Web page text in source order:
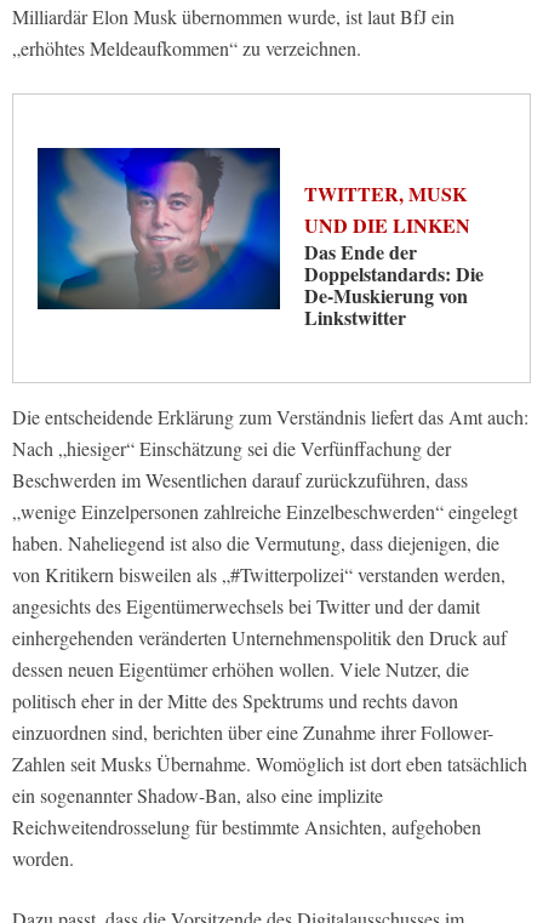
Milliardär Elon Musk übernommen wurde, ist laut BfJ ein
„erhöhtes Meldeaufkommen“ zu verzeichnen.
TWITTER, MUSK
UND DIE LINKEN
Das Ende der
Doppelstandards: Die
De-Muskierung von
Linkstwitter
Die entscheidende Erklärung zum Verständnis liefert das Amt auch:
Nach „hiesiger“ Einschätzung sei die Verfünffachung der
Beschwerden im Wesentlichen darauf zurückzuführen, dass
„wenige Einzelpersonen zahlreiche Einzelbeschwerden“ eingelegt
haben. Naheliegend ist also die Vermutung, dass diejenigen, die
von Kritikern bisweilen als „#Twitterpolizei“ verstanden werden,
angesichts des Eigentümerwechsels bei Twitter und der damit
einhergehenden veränderten Unternehmenspolitik den Druck auf
dessen neuen Eigentümer erhöhen wollen. Viele Nutzer, die
politisch eher in der Mitte des Spektrums und rechts davon
einzuordnen sind, berichten über eine Zunahme ihrer Follower-
Zahlen seit Musks Übernahme. Womöglich ist dort eben tatsächlich
ein sogenannter Shadow-Ban, also eine implizite
Reichweitendrosselung für bestimmte Ansichten, aufgehoben
worden.